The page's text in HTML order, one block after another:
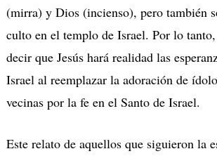
(mirra) y Dios (incienso), pero también
culto en el templo de Israel. Por lo
decir que Jesús hará realidad las
Israel al reemplazar la adoración de
vecinas por la fe en el Santo de Israel.
Este relato de aquellos que siguieron la